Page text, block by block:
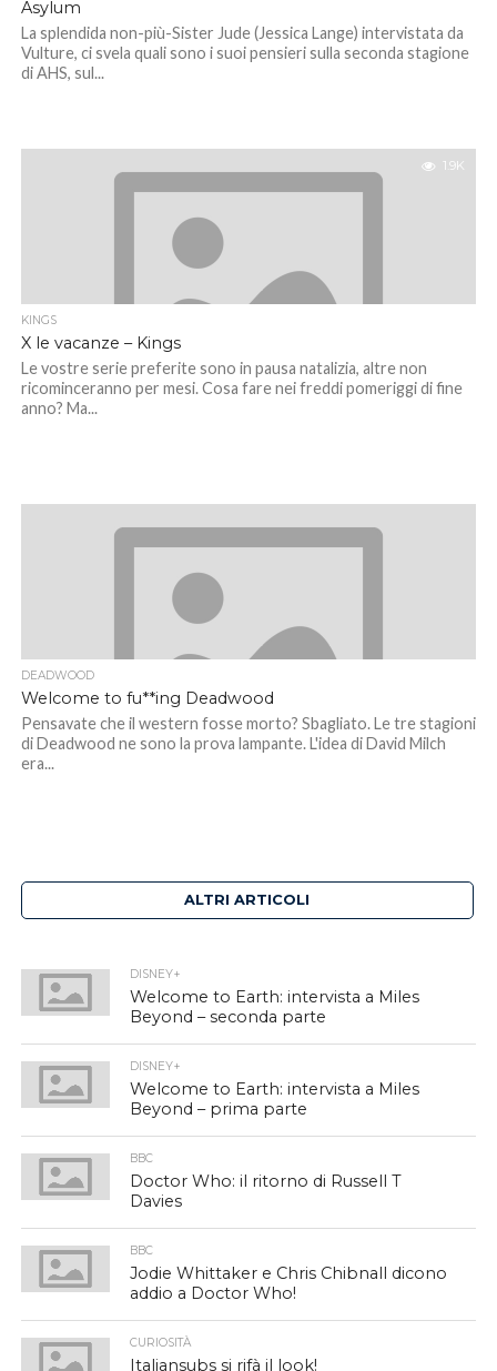
Asylum
La splendida non-più-Sister Jude (Jessica Lange) intervistata da
Vulture, ci svela quali sono i suoi pensieri sulla seconda stagione
di AHS, sul...
1.9K
KINGS
X le vacanze – Kings
Le vostre serie preferite sono in pausa natalizia, altre non
ricominceranno per mesi. Cosa fare nei freddi pomeriggi di fine
anno? Ma...
DEADWOOD
Welcome to fu**ing Deadwood
Pensavate che il western fosse morto? Sbagliato. Le tre stagioni
di Deadwood ne sono la prova lampante. L'idea di David Milch
era...
ALTRI ARTICOLI
DISNEY+
Welcome to Earth: intervista a Miles
Beyond – seconda parte
DISNEY+
Welcome to Earth: intervista a Miles
Beyond – prima parte
BBC
Doctor Who: il ritorno di Russell T
Davies
BBC
Jodie Whittaker e Chris Chibnall dicono
addio a Doctor Who!
CURIOSITÀ
Italiansubs si rifà il look!